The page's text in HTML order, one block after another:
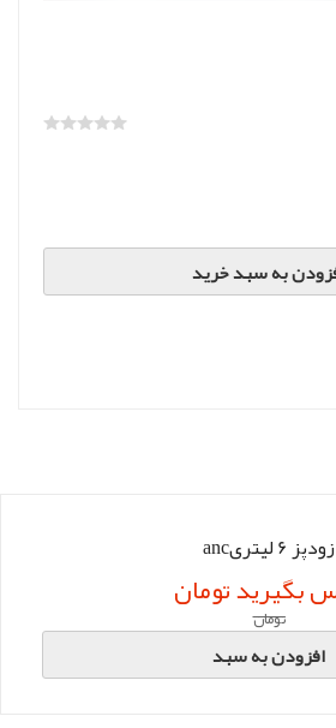
به سبد خرید
زودپز 6 لیتریanc
بگیرید تومان
تومان
افزودن به سبد